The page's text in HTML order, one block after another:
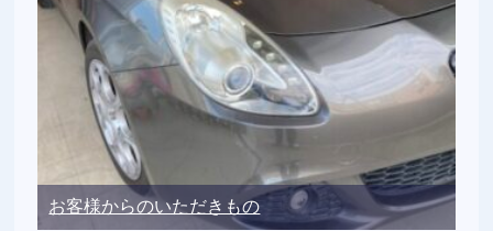
お客様からのいただきもの